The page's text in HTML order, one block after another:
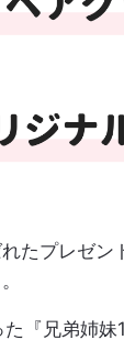
たプレゼン
『兄弟姉